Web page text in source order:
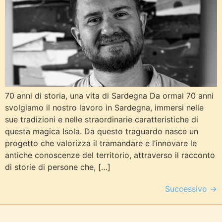
70 anni di storia, una vita di Sardegna Da ormai 70 anni
svolgiamo il nostro lavoro in Sardegna, immersi nelle
sue tradizioni e nelle straordinarie caratteristiche di
questa magica Isola. Da questo traguardo nasce un
progetto che valorizza il tramandare e l’innovare le
antiche conoscenze del territorio, attraverso il racconto
di storie di persone che, […]
Successivo →